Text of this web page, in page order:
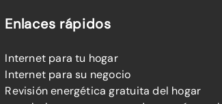
Enlaces rápidos
Internet para tu hogar
Internet para su negocio
Revisión energética gratuita del hogar